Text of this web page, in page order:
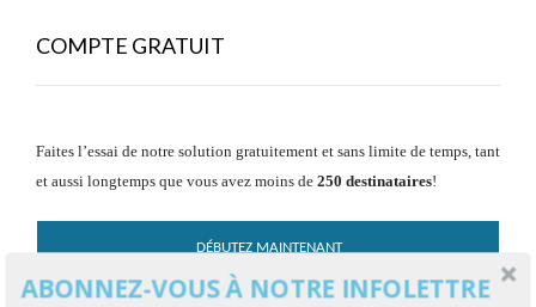
COMPTE GRATUIT
Faites l’essai de notre solution gratuitement et sans limite de temps, tant
et aussi longtemps que vous avez moins de 250 destinataires!
DÉBUTEZ MAINTENANT
ABONNEZ-VOUS À NOTRE INFOLETTRE